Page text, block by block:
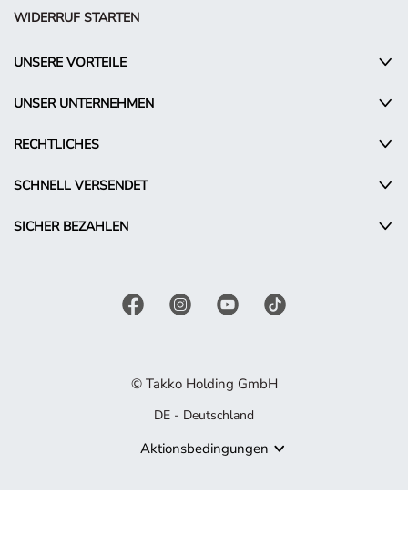
WIDERRUF STARTEN
UNSERE VORTEILE
UNSER UNTERNEHMEN
RECHTLICHES
SCHNELL VERSENDET
SICHER BEZAHLEN
© Takko Holding GmbH
DE - Deutschland
Aktionsbedingungen